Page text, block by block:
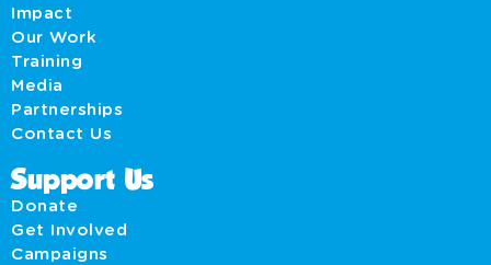
Impact
Our Work
Training
Media
Partnerships
Contact Us
Support Us
Donate
Get Involved
Campaigns